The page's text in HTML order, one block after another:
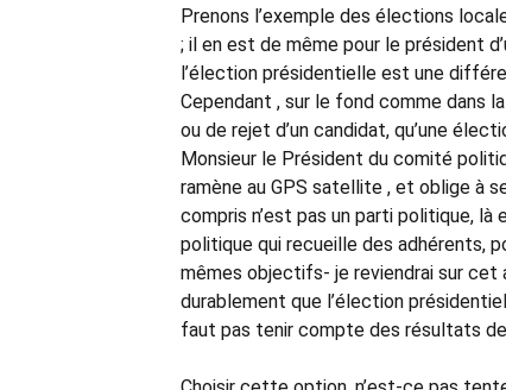
Prenons l’exemple des élections
; il en est de même pour le président
l’élection présidentielle est une
Cependant , sur le fond comme dans
ou de rejet d’un candidat, qu’une
Monsieur le Président du comité
ramène au GPS satellite , et oblige à
compris n’est pas un parti politique,
politique qui recueille des adhérents,
mêmes objectifs- je reviendrai sur
durablement que l’élection
faut pas tenir compte des résultats